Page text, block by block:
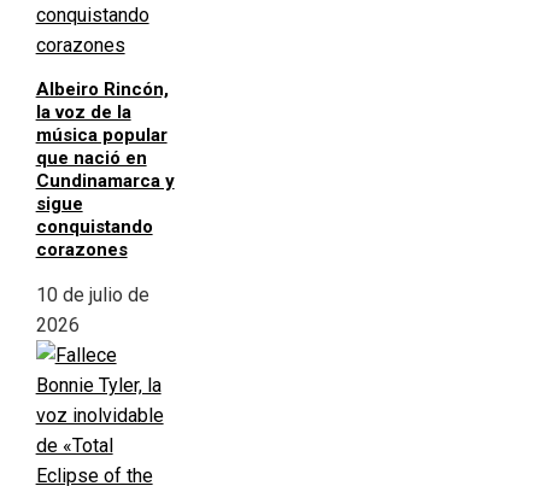
Albeiro Rincón,
la voz de la
música popular
que nació en
Cundinamarca y
sigue
conquistando
corazones
10 de julio de
2026